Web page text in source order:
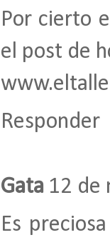
Por cierto
el post de
Responder
Gata 12 de
Es